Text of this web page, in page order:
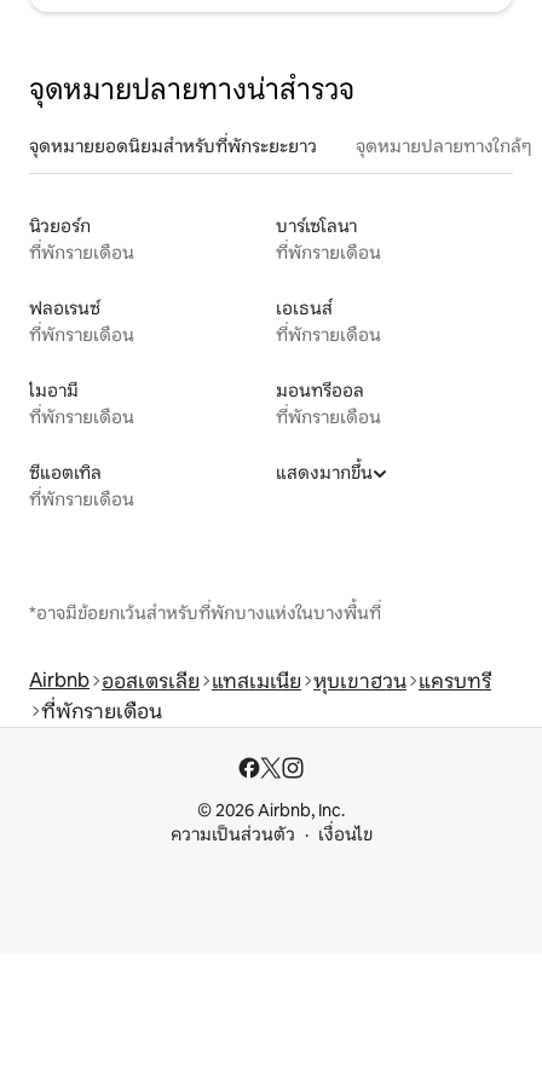
จุดหมายปลายทางน่าสำรวจ
จุดหมายยอดนิยมสำหรับที่พักระยะยาว จุดหมายปลายทางใกล้ๆ
นิวยอร์ก
ที่พักรายเดือน
บาร์เซโลนา
ที่พักรายเดือน
ฟลอเรนซ์
ที่พักรายเดือน
เอเธนส์
ที่พักรายเดือน
ไมอามี
ที่พักรายเดือน
มอนทรีออล
ที่พักรายเดือน
ซีแอตเทิล
ที่พักรายเดือน
แสดงมากขึ้น
*อาจมีข้อยกเว้นสำหรับที่พักบางแห่งในบางพื้นที่
Airbnb ออสเตรเลีย แทสเมเนีย หุบเขาฮวน แครบทรี
ที่พักรายเดือน
© 2026 Airbnb, Inc.
ความเป็นส่วนตัว
เงื่อนไข